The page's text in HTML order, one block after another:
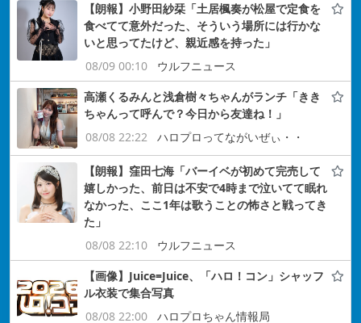
【朗報】小野田紗栞「土居楓奏が松屋で定食を
食べてて意外だった、そういう場所には行かな
いと思ってたけど、親近感を持った」
08/09 00:10
ウルフニュース
高瀬くるみんと浅倉樹々ちゃんがランチ「きき
ちゃんって呼んで？今日から友達ね！」
08/08 22:22
ハロプロってながいぜぃ・・
【朗報】窪田七海「バーイベが初めて完売して
嬉しかった、前日は不安で4時まで泣いてて眠れ
なかった、ここ1年は歌うことの怖さと戦ってき
た」
08/08 22:10
ウルフニュース
【画像】Juice=Juice、「ハロ！コン」シャッフ
ル衣装で集合写真
08/08 22:00
ハロプロちゃん情報局